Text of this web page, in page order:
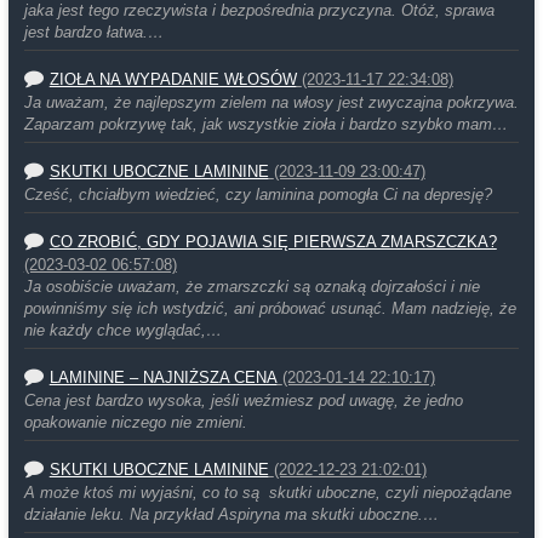
jaka jest tego rzeczywista i bezpośrednia przyczyna. Otóż, sprawa
jest bardzo łatwa.…
ZIOŁA NA WYPADANIE WŁOSÓW (2023-11-17 22:34:08)
Ja uważam, że najlepszym zielem na włosy jest zwyczajna pokrzywa.
Zaparzam pokrzywę tak, jak wszystkie zioła i bardzo szybko mam…
SKUTKI UBOCZNE LAMININE (2023-11-09 23:00:47)
Cześć, chciałbym wiedzieć, czy laminina pomogła Ci na depresję?
CO ZROBIĆ, GDY POJAWIA SIĘ PIERWSZA ZMARSZCZKA?
(2023-03-02 06:57:08)
Ja osobiście uważam, że zmarszczki są oznaką dojrzałości i nie
powinniśmy się ich wstydzić, ani próbować usunąć. Mam nadzieję, że
nie każdy chce wyglądać,…
LAMININE – NAJNIŻSZA CENA (2023-01-14 22:10:17)
Cena jest bardzo wysoka, jeśli weźmiesz pod uwagę, że jedno
opakowanie niczego nie zmieni.
SKUTKI UBOCZNE LAMININE (2022-12-23 21:02:01)
A może ktoś mi wyjaśni, co to są skutki uboczne, czyli niepożądane
działanie leku. Na przykład Aspiryna ma skutki uboczne.…